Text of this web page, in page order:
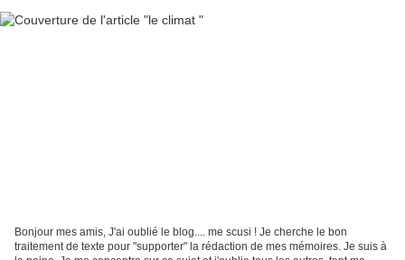
Bonjour mes amis, J'ai oublié le blog.... me scusi ! Je cherche le bon
traitement de texte pour "supporter" la rédaction de mes mémoires. Je suis à